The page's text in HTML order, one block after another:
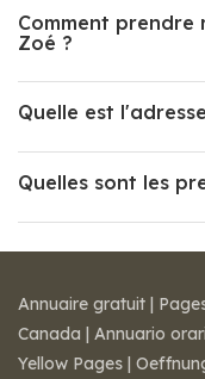
Comment prendre
Zoé ?
Quelle est
Quelles sont les
Annuaire gratuit |
Canada | Annuario orari
Yellow Pages |